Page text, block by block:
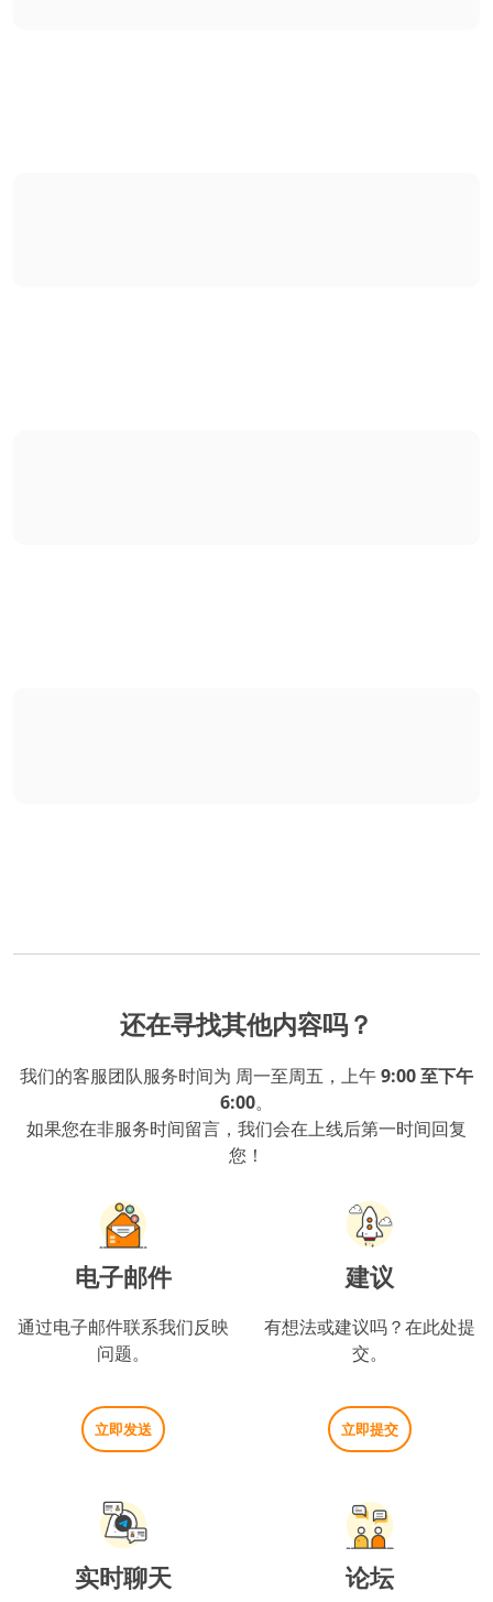
还在寻找其他内容吗？
我们的客服团队服务时间为 周一至周五，上午9:00 至下午
6:00。
如果您在非服务时间留言，我们会在上线后第一时间回复
您！
电子邮件
通过电子邮件联系我们反映
问题。
立即发送
建议
有想法或建议吗？在此处提
交。
立即提交
实时聊天 论坛